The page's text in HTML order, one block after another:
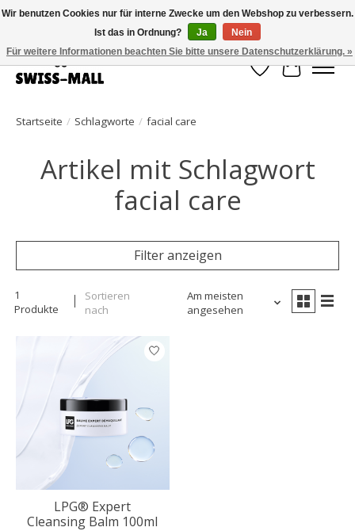
Kostenloser Versand ab CHF 250 – pünktlich und zuverlässig geliefert
Wunschzettel
Ihr
Startseite / Schlagworte / facial care
Artikel mit Schlagwort
facial care
Filter anzeigen
1
Produkte
Sortieren
nach
Am meisten
angesehen
LPG® Expert
Cleansing Balm 100ml
Wir benutzen Cookies nur für interne Zwecke um den Webshop zu verbessern.
Ist das in Ordnung?
Ja
Nein
Für weitere Informationen beachten Sie bitte unsere Datenschutzerklärung. »